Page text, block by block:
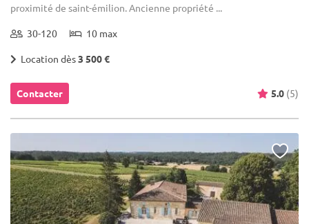
proximité de saint-émilion. Ancienne propriété ...
30-120 10 max
Location dès3 500 €
Contacter 5.0 (5)